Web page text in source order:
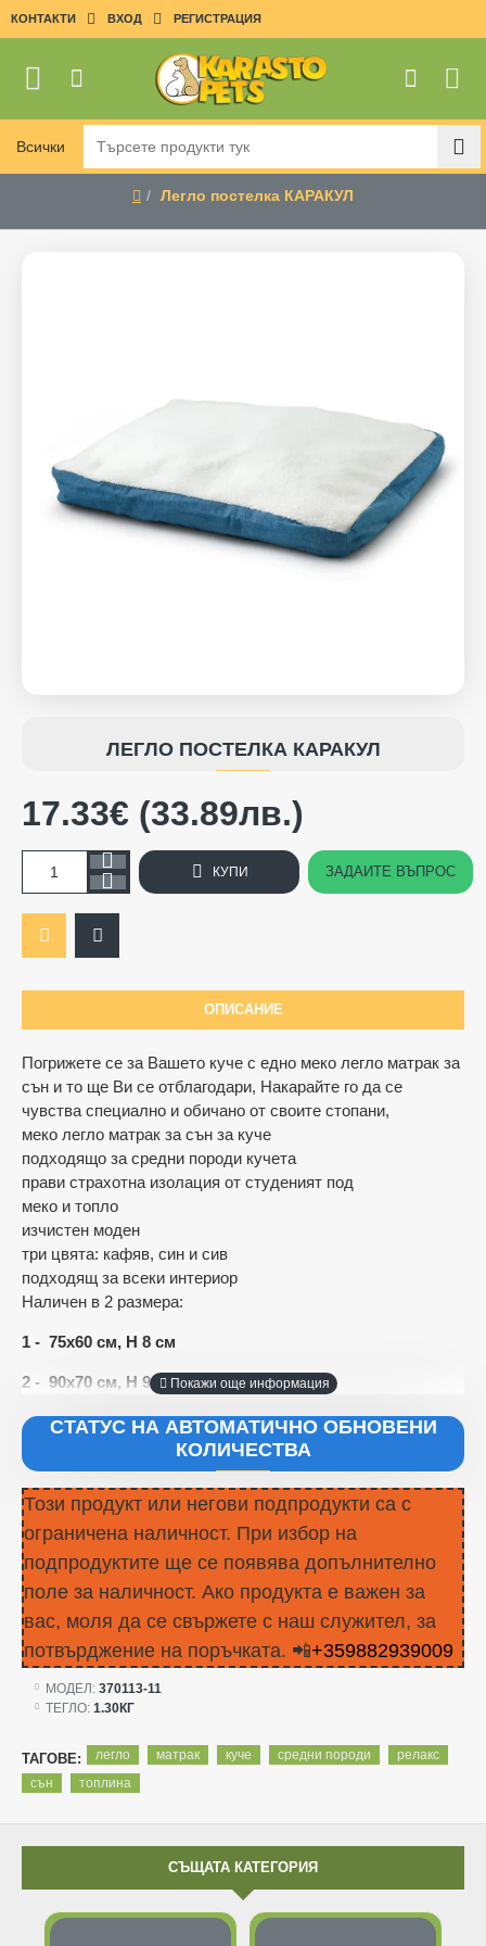
КОНТАКТИ ВХОД РЕГИСТРАЦИЯ
Всички
Търсете
продукти
Легло постелка КАРАКУЛ
Ограничена наличност
ЛЕГЛО ПОСТЕЛКА КАРАКУЛ
ОПИСАНИЕ
Погрижете се за Вашето куче с едно меко легло матрак за
сън и то ще Ви се отблагодари, Накарайте го да се
чувства специално и обичано от своите стопани,
меко легло матрак за сън за куче
подходящо за средни породи кучета
прави страхотна изолация от студеният под
меко и топло
изчистен моден
три цвята: кафяв, син и сив
подходящ за всеки интериор
Наличен в 2 размера:
1 - 75х60 см, Н 8 см
2 - 90х70 см, Н 9 см
СТАТУС НА АВТОМАТИЧНО ОБНОВЕНИ
КОЛИЧЕСТВА
Този продукт или негови подпродукти са с
ограничена наличност. При избор на
подпродуктите ще се появява допълнително
поле за наличност. Ако продукта е важен за
вас, моля да се свържете с наш служител, за
потвърджение на поръчката. 📲+359882939009
МОДЕЛ: 370113-11
ТЕГЛО: 1.30КГ
17.33€ (33.89лв.)
КУПИ ЗАДАЙТЕ ВЪПРОС
ТАГОВЕ: легло матрак куче средни породи
релакс
сън
топлина
СЪЩАТА КАТЕГОРИЯ